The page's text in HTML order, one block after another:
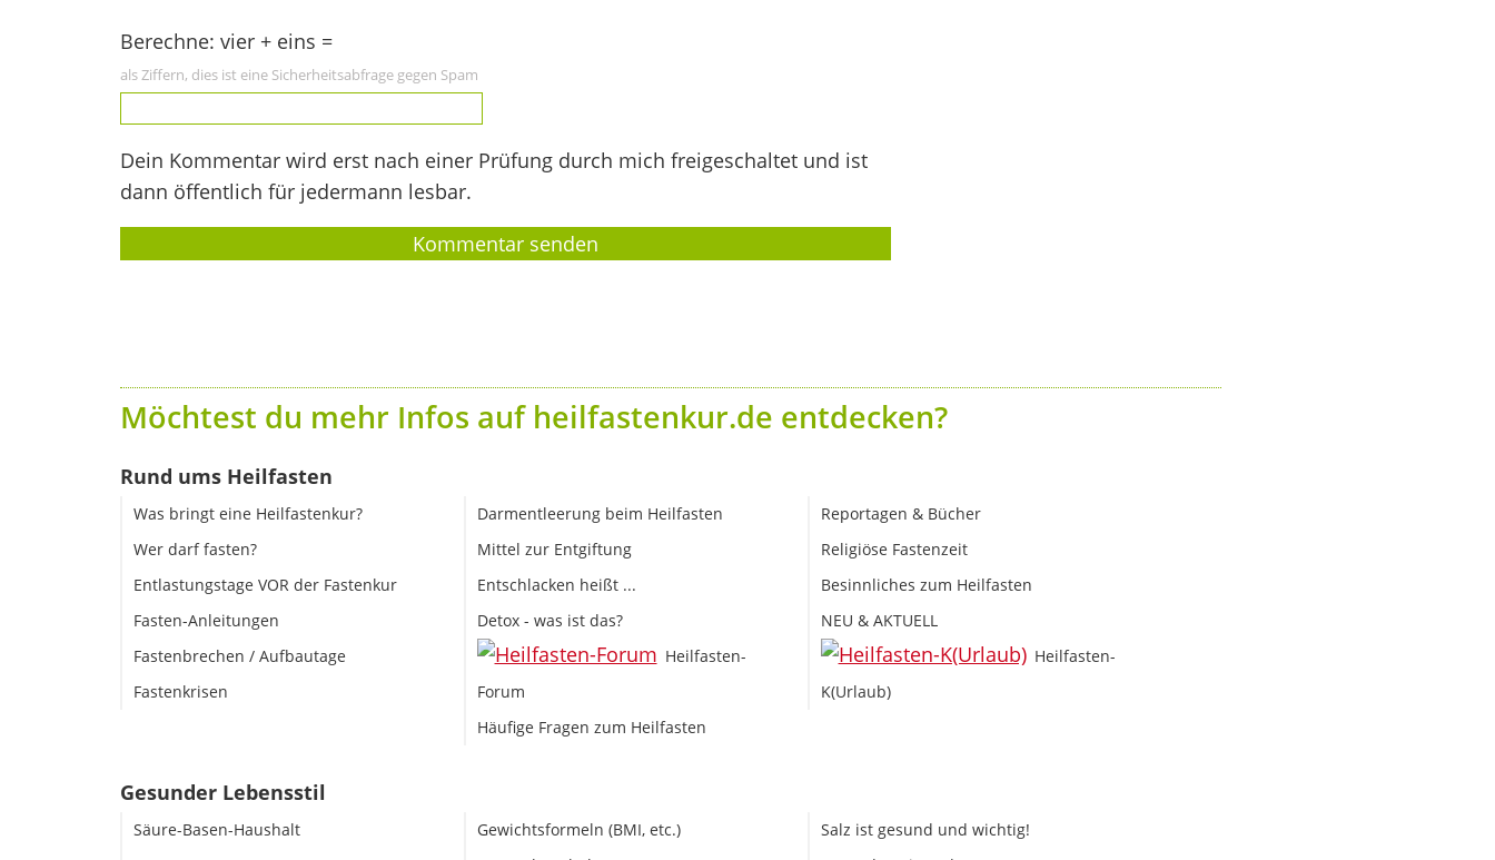
Berechne: vier + eins =
als Ziffern, dies ist eine Sicherheitsabfrage gegen Spam
Dein Kommentar wird erst nach einer Prüfung durch mich freigeschaltet und ist
dann öffentlich für jedermann lesbar.
Möchtest du mehr Infos auf heilfastenkur.de entdecken?
Rund ums Heilfasten
Was bringt eine Heilfastenkur?
Wer darf fasten?
Entlastungstage VOR der Fastenkur
Fasten-Anleitungen
Fastenbrechen / Aufbautage
Fastenkrisen
Darmentleerung beim Heilfasten
Mittel zur Entgiftung
Entschlacken heißt ...
Detox - was ist das?
Heilfasten-
Forum
Häufige Fragen zum Heilfasten
Reportagen & Bücher
Religiöse Fastenzeit
Besinnliches zum Heilfasten
NEU & AKTUELL
Heilfasten-
K(Urlaub)
Gesunder Lebensstil
Säure-Basen-Haushalt
Gewichtsformeln (BMI, etc.)
Salz ist gesund und wichtig!